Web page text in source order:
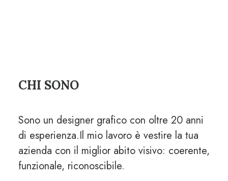
CHI SONO
Sono un designer grafico con oltre 20 anni
di esperienza.Il mio lavoro è vestire la tua
azienda con il miglior abito visivo: coerente,
funzionale, riconoscibile.